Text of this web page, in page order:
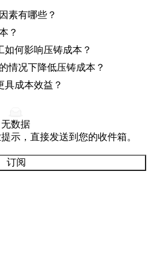
素有哪些？
？
如何影响压铸成本？
情况下降低压铸成本？
具成本效益？
无数据
示，直接发送到您的收件箱。
订阅